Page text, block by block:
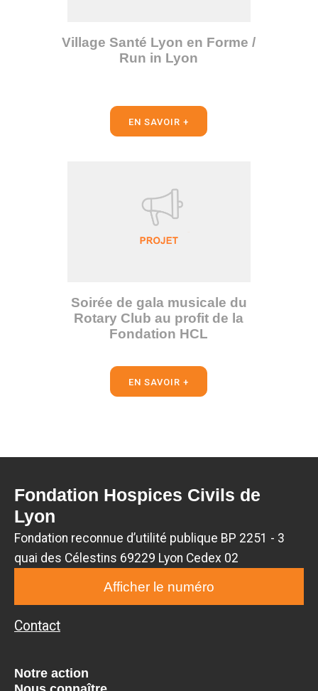
Village Santé Lyon en Forme /
Run in Lyon
EN SAVOIR +
Soirée de gala musicale du
Rotary Club au profit de la
Fondation HCL
EN SAVOIR +
Fondation Hospices Civils de
Lyon
Fondation reconnue d’utilité publique BP 2251 - 3
quai des Célestins 69229 Lyon Cedex 02
Afficher le numéro
Contact
Notre action